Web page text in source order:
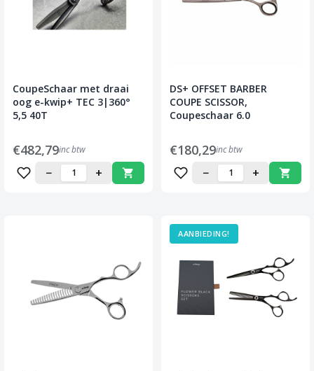
CoupeSchaar met draai
oog e-kwip+ TEC 3|360°
5,5 40T
€482,79inc btw
− +
DS+ OFFSET BARBER
COUPE SCISSOR,
Coupeschaar 6.0
€180,29inc btw
− +
AANBIEDING!